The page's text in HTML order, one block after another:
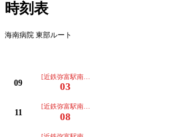
時刻表
海南病院 東部ルート
09
[近鉄弥富駅南口>イオンタウン>総合福祉センター]
03
11
[近鉄弥富駅南口>イオンタウン>総合福祉センター]
08